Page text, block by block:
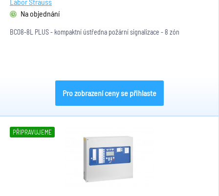
Na objednání
BC08-8L PLUS - kompaktní ústředna požární signalizace - 8 zón
Pro zobrazení ceny se přihlaste
PŘIPRAVUJEME